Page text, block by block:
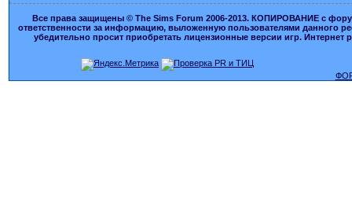
Все права защищены © The Sims Forum 2006-2013. КОПИРОВАНИЕ с
ответственности за информацию, выложенную пользователями данного
убедительно просит приобретать лицензионные версии игр.